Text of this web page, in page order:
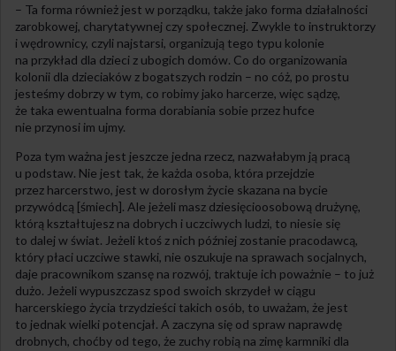
– Ta forma również jest w porządku, także jako forma działalności
zarobkowej, charytatywnej czy społecznej. Zwykle to instruktorzy
i wędrownicy, czyli najstarsi, organizują tego typu kolonie
na przykład dla dzieci z ubogich domów. Co do organizowania
kolonii dla dzieciaków z bogatszych rodzin – no cóż, po prostu
jesteśmy dobrzy w tym, co robimy jako harcerze, więc sądzę,
że taka ewentualna forma dorabiania sobie przez hufce
nie przynosi im ujmy.
Poza tym ważna jest jeszcze jedna rzecz, nazwałabym ją pracą
u podstaw. Nie jest tak, że każda osoba, która przejdzie
przez harcerstwo, jest w dorosłym życie skazana na bycie
przywódcą [śmiech]. Ale jeżeli masz dziesięcioosobową drużynę,
którą kształtujesz na dobrych i uczciwych ludzi, to niesie się
to dalej w świat. Jeżeli ktoś z nich później zostanie pracodawcą,
który płaci uczciwe stawki, nie oszukuje na sprawach socjalnych,
daje pracownikom szansę na rozwój, traktuje ich poważnie – to już
dużo. Jeżeli wypuszczasz spod swoich skrzydeł w ciągu
harcerskiego życia trzydzieści takich osób, to uważam, że jest
to jednak wielki potencjał. A zaczyna się od spraw naprawdę
drobnych, choćby od tego, że zuchy robią na zimę karmniki dla